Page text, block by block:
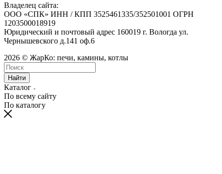
Владелец сайта:
ООО «СПК» ИНН / КПП 3525461335/352501001 ОГРН
1203500018919
Юридический и почтовый адрес 160019 г. Вологда ул.
Чернышевского д.141 оф.6
2026 © ЖарКо: печи, камины, котлы
Найти
Каталог
По всему сайту
По каталогу